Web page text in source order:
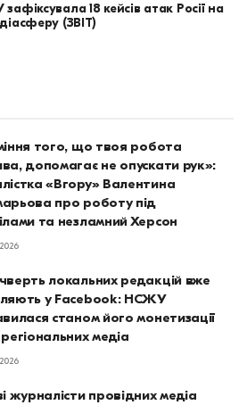
18 кейсів атак Росії на
(ЗВІТ)
того, що твоя робота
допомагає не опускати рук»:
«Вгору» Валентина
про роботу під
та незламний Херсон
локальних редакцій вже
у Facebook: НСЖУ
станом його монетизації
медіа
журналісти провідних медіа